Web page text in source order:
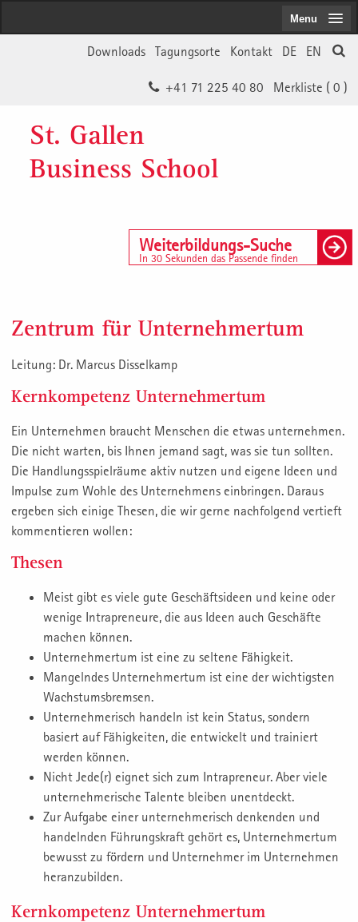
EN
DE
Kontakt
Tagungsorte
Downloads
Merkliste ( 0 )
+41 71 225 40 80
St. Gallen
Business School
Weiterbildungs-Suche
In 30 Sekunden das Passende finden
Menu
Zentrum für Unternehmertum
Leitung: Dr. Marcus Disselkamp
Kernkompetenz Unternehmertum
Ein Unternehmen braucht Menschen die etwas unternehmen.
Die nicht warten, bis Ihnen jemand sagt, was sie tun sollten.
Die Handlungsspielräume aktiv nutzen und eigene Ideen und
Impulse zum Wohle des Unternehmens einbringen. Daraus
ergeben sich einige Thesen, die wir gerne nachfolgend vertieft
kommentieren wollen:
Thesen
Meist gibt es viele gute Geschäftsideen und keine oder
wenige Intrapreneure, die aus Ideen auch Geschäfte
machen können.
Unternehmertum ist eine zu seltene Fähigkeit.
Mangelndes Unternehmertum ist eine der wichtigsten
Wachstumsbremsen.
Unternehmerisch handeln ist kein Status, sondern
basiert auf Fähigkeiten, die entwickelt und trainiert
werden können.
Nicht Jede(r) eignet sich zum Intrapreneur. Aber viele
unternehmerische Talente bleiben unentdeckt.
Zur Aufgabe einer unternehmerisch denkenden und
handelnden Führungskraft gehört es, Unternehmertum
bewusst zu fördern und Unternehmer im Unternehmen
heranzubilden.
Kernkompetenz Unternehmertum